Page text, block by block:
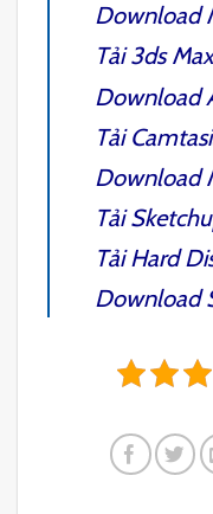
Download
Tải3ds
Download
Tải
Download
Tải
TảiHard
Download